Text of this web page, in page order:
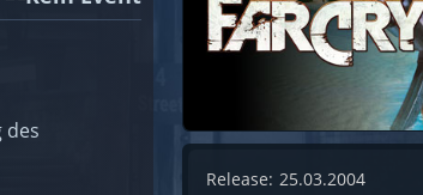
des
Release: 25.03.2004